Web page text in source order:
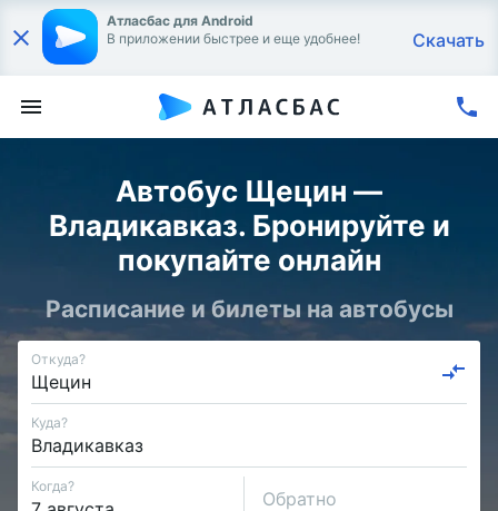
Атласбас для Android
В приложении быстрее и еще удобнее!
Скачать
Автобус Щецин —
Владикавказ. Бронируйте и
покупайте онлайн
Расписание и билеты на автобусы
Откуда?
Куда?
Когда?
Обратно